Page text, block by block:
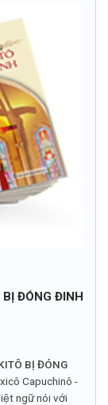
ĐÓNG ĐINH
BỊ ĐÓNG
Capuchinô -
ngữ nói với